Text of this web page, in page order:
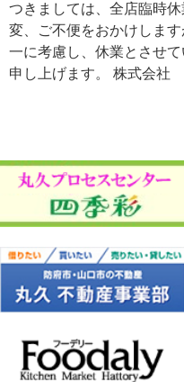
つきましては、全店臨時休
変、ご不便をおかけしま
一に考慮し、休業とさせ
申し上げます。 株式会社